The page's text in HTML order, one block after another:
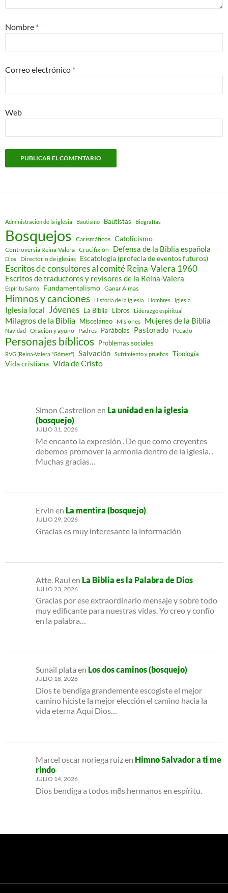
Nombre *
Correo electrónico *
Web
Administración de la iglesia Bautismo Bautistas Biografías
Bosquejos Carismáticos Catolicismo
Controversia Reina-Valera Crucifixión Defensa de la Biblia española
Dios Directorio de iglesias Escatología (profecía de eventos futuros)
Escritos de consultores al comité Reina-Valera 1960
Escritos de traductores y revisores de la Reina-Valera
Espíritu Santo Fundamentalismo Ganar Almas
Himnos y canciones Historia de la iglesia Hombres Iglesia
Iglesia local Jóvenes La Biblia Libros Liderazgo espiritual
Milagros de la Biblia Misceláneo Misiones Mujeres de la Biblia
Navidad Oración y ayuno Padres Parábolas Pastorado Pecado
Personajes bíblicos Problemas sociales
RVG (Reina-Valera "Gómez") Salvación Sufrimiento y pruebas Tipología
Vida cristiana Vida de Cristo
Simon Castrellon en La unidad en la iglesia
(bosquejo)
JULIO 31, 2026
Me encanto la expresión . De que como creyentes
debemos promover la armonía dentro de la iglesia. .
Muchas gracias…
Ervin en La mentira (bosquejo)
JULIO 29, 2026
Gracias es muy interesante la información
Atte. Raul en La Biblia es la Palabra de Dios
JULIO 23, 2026
Gracias por ese extraordinario mensaje y sobre todo
muy edificante para nuestras vidas. Yo creo y confío
en la palabra…
Sunail plata en Los dos caminos (bosquejo)
JULIO 18, 2026
Dios te bendiga grandemente escogiste el mejor
camino hiciste la mejor elección el camino hacia la
vida eterna Aquí Dios…
Marcel oscar noriega ruizen Himno Salvador a ti me
rindo
JULIO 14, 2026
Dios bendiga a todos m8s hermanos en espíritu.